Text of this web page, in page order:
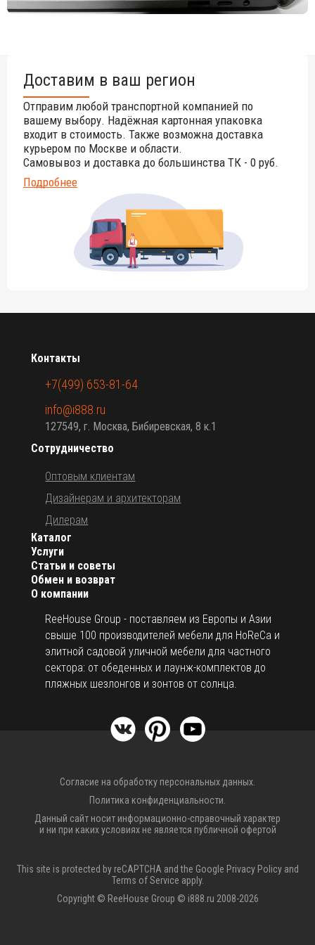
являются естественным процессом, который вызван
Доставим в ваш регион
Отправим любой транспортной компанией по
вашему выбору. Надёжная картонная упаковка
входит в стоимость. Также возможна доставка
курьером по Москве и области.
Самовывоз и доставка до большинства ТК - 0 руб.
Подробнее
О компании
ReeHouse Group - поставляем из Европы и Азии
свыше 100 производителей мебели для HoReCa и
элитной садовой уличной мебели для частного
сектора: от обеденных и лаунж-комплектов до
пляжных шезлонгов и зонтов от солнца.
Каталог
Услуги
Статьи и советы
Обмен и возврат
Сотрудничество
Оптовым клиентам
Дизайнерам и архитекторам
Дилерам
Контакты
+7(499) 653-81-64
info@i888.ru
127549, г. Москва, Бибиревская, 8 к.1
Согласие на обработку персональных данных.
Политика конфиденциальности.
Данный сайт носит информационно-справочный характер
и ни при каких условиях не является публичной офертой
This site is protected by reCAPTCHA and the Google Privacy Policyand
Terms of Service apply.
Copyright © ReeHouse Group © i888.ru 2008-2026